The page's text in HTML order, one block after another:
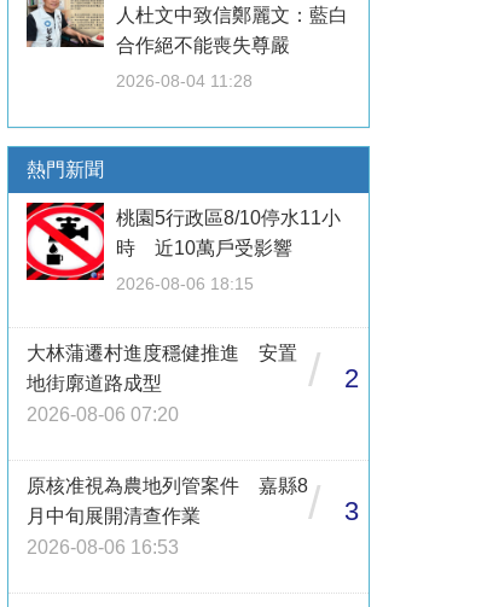
人杜文中致信鄭麗文：藍白
合作絕不能喪失尊嚴
2026-08-04 11:28
熱門新聞
桃園5行政區8/10停水11小
時 近10萬戶受影響
2026-08-06 18:15
大林蒲遷村進度穩健推進 安置
地街廓道路成型
2026-08-06 07:20
/ 2
原核准視為農地列管案件 嘉縣8
月中旬展開清查作業
2026-08-06 16:53
/ 3